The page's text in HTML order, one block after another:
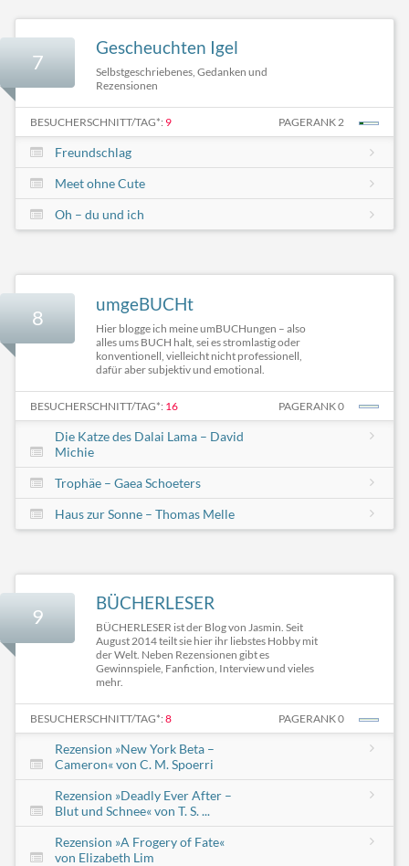
7
Gescheuchten Igel
Selbstgeschriebenes, Gedanken und
Rezensionen
BESUCHERSCHNITT/TAG*: 9 PAGERANK 2
Freundschlag
Meet ohne Cute
Oh – du und ich
8
umgeBUCHt
Hier blogge ich meine umBUCHungen – also
alles ums BUCH halt, sei es stromlastig oder
konventionell, vielleicht nicht professionell,
dafür aber subjektiv und emotional.
BESUCHERSCHNITT/TAG*: 16 PAGERANK 0
Die Katze des Dalai Lama – David
Michie
Trophäe – Gaea Schoeters
Haus zur Sonne – Thomas Melle
9
BÜCHERLESER
BÜCHERLESER ist der Blog von Jasmin. Seit
August 2014 teilt sie hier ihr liebstes Hobby mit
der Welt. Neben Rezensionen gibt es
Gewinnspiele, Fanfiction, Interview und vieles
mehr.
BESUCHERSCHNITT/TAG*: 8 PAGERANK 0
Rezension »New York Beta –
Cameron« von C. M. Spoerri
Rezension »Deadly Ever After –
Blut und Schnee« von T. S. ...
Rezension »A Frogery of Fate«
von Elizabeth Lim